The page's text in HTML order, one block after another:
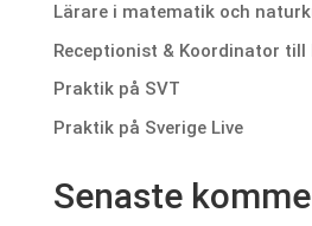
Lärare i matematik och
Receptionist & Koordinator till
Praktik på SVT
Praktik på Sverige Live
Senaste